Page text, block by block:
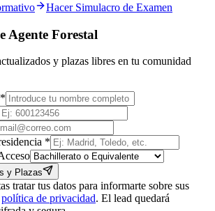
Hacer Simulacro de Examen
Agente Forestal
y plazas libres en tu comunidad
*
y Plazas
tratar tus datos para informarte sobre sus
política de privacidad. El lead quedará